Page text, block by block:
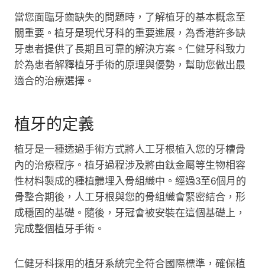
當您面臨牙齒缺失的問題時，了解植牙的基本概念至
關重要。植牙是現代牙科的重要進展，為香港許多缺
牙患者提供了長期且可靠的解決方案。仁健牙科致力
於為患者解釋植牙手術的原理與優勢，幫助您做出最
適合的治療選擇。
植牙的定義
植牙是一種透過手術方式將人工牙根植入您的牙槽骨
內的治療程序。植牙過程涉及將由鈦金屬等生物相容
性材料製成的種植體埋入骨組織中。經過3至6個月的
骨整合期後，人工牙根與您的骨組織會緊密結合，形
成穩固的基礎。隨後，牙冠會被安裝在這個基礎上，
完成整個植牙手術。
仁健牙科採用的植牙系統完全符合國際標準，確保植